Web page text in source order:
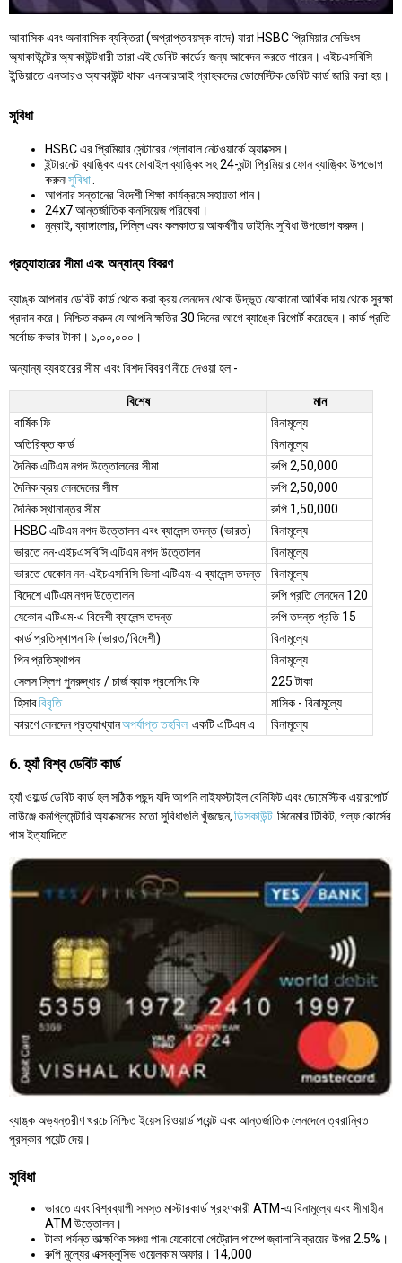
আবাসিক এবং অনাবাসিক ব্যক্তিরা (অপ্রাপ্তবয়স্ক বাদে) যারা HSBC প্রিমিয়ার সেভিংস
অ্যাকাউন্টের অ্যাকাউন্টধারী তারা এই ডেবিট কার্ডের জন্য আবেদন করতে পারেন। এইচএসবিসি
ইন্ডিয়াতে এনআরও অ্যাকাউন্ট থাকা এনআরআই গ্রাহকদের ডোমেস্টিক ডেবিট কার্ড জারি করা হয়।
সুবিধা
HSBC এর প্রিমিয়ার সেন্টারের গ্লোবাল নেটওয়ার্কে অ্যাক্সেস।
ইন্টারনেট ব্যাঙ্কিং এবং মোবাইল ব্যাঙ্কিং সহ 24-ঘন্টা প্রিমিয়ার ফোন ব্যাঙ্কিং উপভোগ
করুন৷সুবিধা.
আপনার সন্তানের বিদেশী শিক্ষা কার্যক্রমে সহায়তা পান।
24x7 আন্তর্জাতিক কনসিয়েজ পরিষেবা।
মুম্বাই, ব্যাঙ্গালোর, দিল্লি এবং কলকাতায় আকর্ষণীয় ডাইনিং সুবিধা উপভোগ করুন।
প্রত্যাহারের সীমা এবং অন্যান্য বিবরণ
ব্যাঙ্ক আপনার ডেবিট কার্ড থেকে করা ক্রয় লেনদেন থেকে উদ্ভূত যেকোনো আর্থিক দায় থেকে সুরক্ষা
প্রদান করে। নিশ্চিত করুন যে আপনি ক্ষতির 30 দিনের আগে ব্যাঙ্কে রিপোর্ট করেছেন। কার্ড প্রতি
সর্বোচ্চ কভার টাকা। ১,০০,০০০।
অন্যান্য ব্যবহারের সীমা এবং বিশদ বিবরণ নীচে দেওয়া হল -
বিশেষ
মান
বার্ষিক ফি
বিনামূল্যে
অতিরিক্ত কার্ড
বিনামূল্যে
দৈনিক এটিএম নগদ উত্তোলনের সীমা
রুপি 2,50,000
দৈনিক ক্রয় লেনদেনের সীমা
রুপি 2,50,000
দৈনিক স্থানান্তর সীমা
রুপি 1,50,000
HSBC এটিএম নগদ উত্তোলন এবং ব্যালেন্স তদন্ত (ভারত)
বিনামূল্যে
ভারতে নন-এইচএসবিসি এটিএম নগদ উত্তোলন
বিনামূল্যে
ভারতে যেকোন নন-এইচএসবিসি ভিসা এটিএম-এ ব্যালেন্স তদন্ত
বিনামূল্যে
বিদেশে এটিএম নগদ উত্তোলন
রুপি প্রতি লেনদেন 120
যেকোন এটিএম-এ বিদেশী ব্যালেন্স তদন্ত
রুপি তদন্ত প্রতি 15
কার্ড প্রতিস্থাপন ফি (ভারত/বিদেশী)
বিনামূল্যে
পিন প্রতিস্থাপন
বিনামূল্যে
সেলস স্লিপ পুনরুদ্ধার / চার্জ ব্যাক প্রসেসিং ফি
225 টাকা
হিসাববিবৃতি
মাসিক - বিনামূল্যে
কারণে লেনদেন প্রত্যাখ্যানঅপর্যাপ্ত তহবিল একটি এটিএম এ বিনামূল্যে
6. হ্যাঁ বিশ্ব ডেবিট কার্ড
হ্যাঁ ওয়ার্ল্ড ডেবিট কার্ড হল সঠিক পছন্দ যদি আপনি লাইফস্টাইল বেনিফিট এবং ডোমেস্টিক এয়ারপোর্ট
লাউঞ্জে কমপ্লিমেন্টারি অ্যাক্সেসের মতো সুবিধাগুলি খুঁজছেন,ডিসকাউন্ট সিনেমার টিকিট, গল্ফ কোর্সের
পাস ইত্যাদিতে
ব্যাঙ্ক অভ্যন্তরীণ খরচে নিশ্চিত ইয়েস রিওয়ার্ড পয়েন্ট এবং আন্তর্জাতিক লেনদেনে ত্বরান্বিত
পুরস্কার পয়েন্ট দেয়।
সুবিধা
ভারতে এবং বিশ্বব্যাপী সমস্ত মাস্টারকার্ড গ্রহণকারী ATM-এ বিনামূল্যে এবং সীমাহীন
ATM উত্তোলন।
টাকা পর্যন্ত তাত্ক্ষণিক সঞ্চয় পান৷ যেকোনো পেট্রোল পাম্পে জ্বালানি ক্রয়ের উপর 2.5%।
রুপি মূল্যের এক্সক্লুসিভ ওয়েলকাম অফার। 14,000